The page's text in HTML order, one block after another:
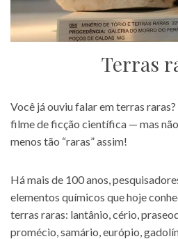
Terras
Você já ouviu falar em terras
filme de ficção científica — mas
menos tão “raras” assim!
Há mais de 100 anos,
elementos químicos que hoje
terras raras: lantânio, cério,
promécio, samário, európio,